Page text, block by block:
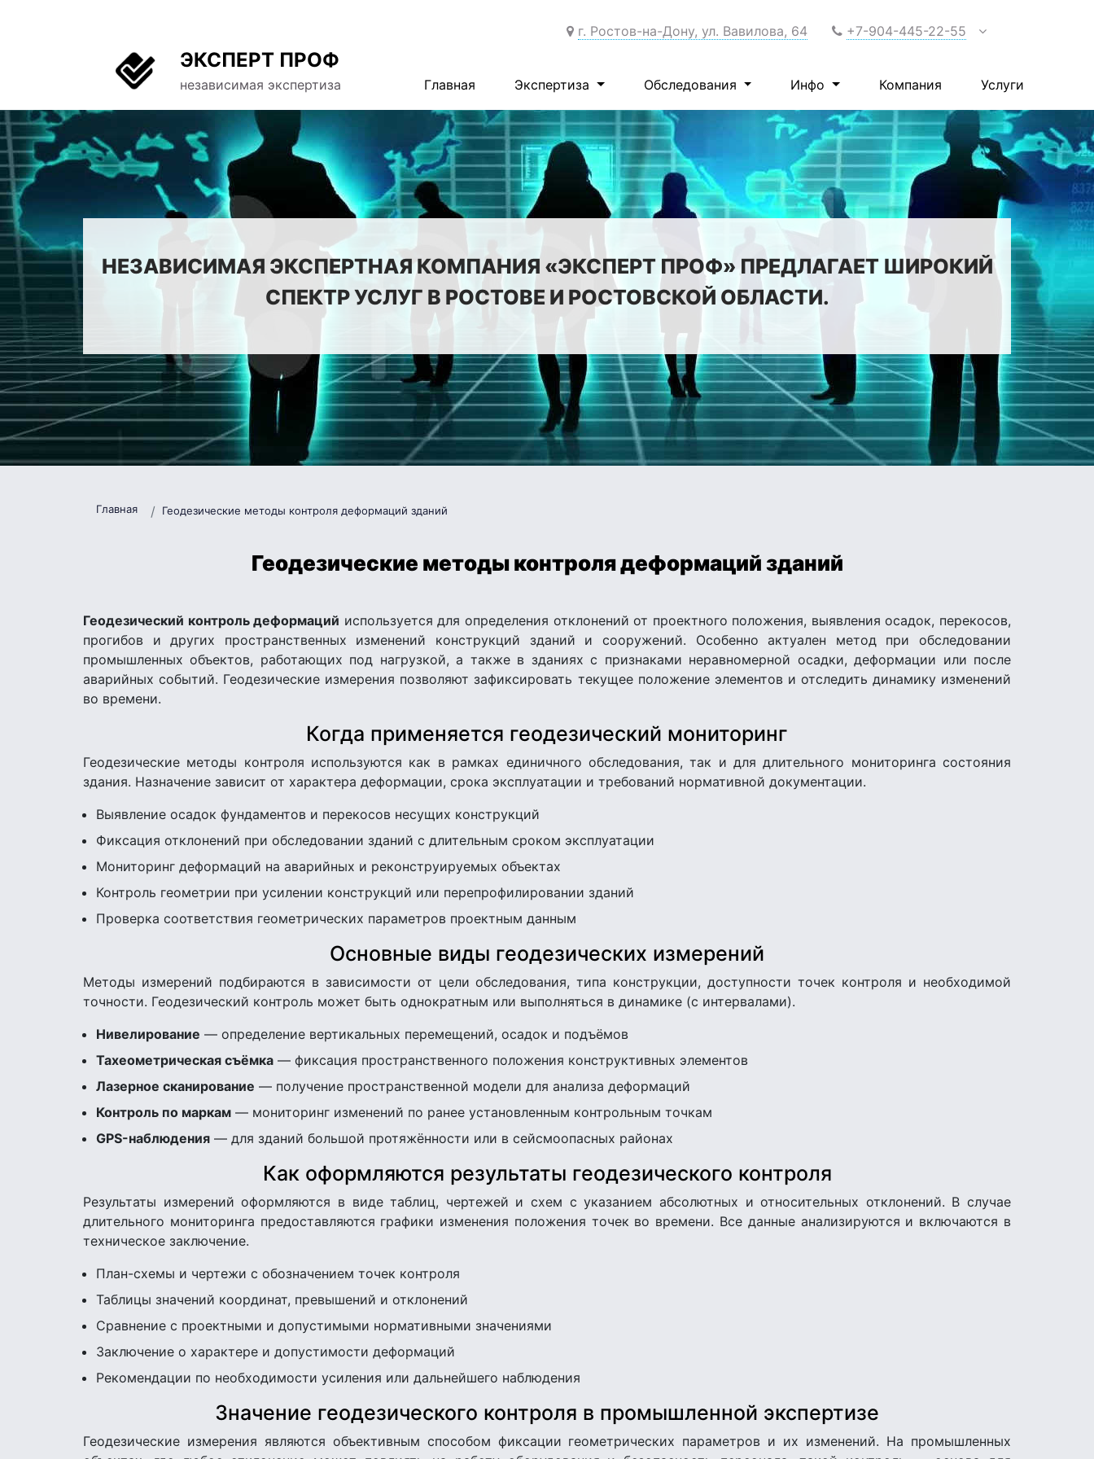
ЭКСПЕРТ ПРОФ
независимая экспертиза
г. Ростов-на-Дону, ул. Вавилова, 64 +7-904-445-22-55
Главная Экспертиза Обследования Инфо Компания Услуги
НЕЗАВИСИМАЯ ЭКСПЕРТНАЯ КОМПАНИЯ «ЭКСПЕРТ ПРОФ» ПРЕДЛАГАЕТ ШИРОКИЙ
СПЕКТР УСЛУГ В РОСТОВЕ И РОСТОВСКОЙ ОБЛАСТИ.
Главная Геодезические методы контроля деформаций зданий
Геодезические методы контроля деформаций зданий
Геодезический контроль деформаций используется для определения отклонений от проектного положения, выявления осадок, перекосов,
прогибов и других пространственных изменений конструкций зданий и сооружений. Особенно актуален метод при обследовании
промышленных объектов, работающих под нагрузкой, а также в зданиях с признаками неравномерной осадки, деформации или после
аварийных событий. Геодезические измерения позволяют зафиксировать текущее положение элементов и отследить динамику изменений
во времени.
Когда применяется геодезический мониторинг
Геодезические методы контроля используются как в рамках единичного обследования, так и для длительного мониторинга состояния
здания. Назначение зависит от характера деформации, срока эксплуатации и требований нормативной документации.
Выявление осадок фундаментов и перекосов несущих конструкций
Фиксация отклонений при обследовании зданий с длительным сроком эксплуатации
Мониторинг деформаций на аварийных и реконструируемых объектах
Контроль геометрии при усилении конструкций или перепрофилировании зданий
Проверка соответствия геометрических параметров проектным данным
Основные виды геодезических измерений
Методы измерений подбираются в зависимости от цели обследования, типа конструкции, доступности точек контроля и необходимой
точности. Геодезический контроль может быть однократным или выполняться в динамике (с интервалами).
Нивелирование — определение вертикальных перемещений, осадок и подъёмов
Тахеометрическая съёмка — фиксация пространственного положения конструктивных элементов
Лазерное сканирование — получение пространственной модели для анализа деформаций
Контроль по маркам — мониторинг изменений по ранее установленным контрольным точкам
GPS-наблюдения — для зданий большой протяжённости или в сейсмоопасных районах
Как оформляются результаты геодезического контроля
Результаты измерений оформляются в виде таблиц, чертежей и схем с указанием абсолютных и относительных отклонений. В случае
длительного мониторинга предоставляются графики изменения положения точек во времени. Все данные анализируются и включаются в
техническое заключение.
План-схемы и чертежи с обозначением точек контроля
Таблицы значений координат, превышений и отклонений
Сравнение с проектными и допустимыми нормативными значениями
Заключение о характере и допустимости деформаций
Рекомендации по необходимости усиления или дальнейшего наблюдения
Значение геодезического контроля в промышленной экспертизе
Геодезические измерения являются объективным способом фиксации геометрических параметров и их изменений. На промышленных